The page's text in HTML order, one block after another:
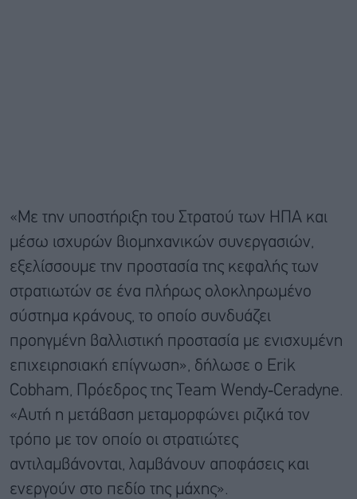
«Με την υποστήριξη του Στρατού των ΗΠΑ και
μέσω ισχυρών βιομηχανικών συνεργασιών,
εξελίσσουμε την προστασία της κεφαλής των
στρατιωτών σε ένα πλήρως ολοκληρωμένο
σύστημα κράνους, το οποίο συνδυάζει
προηγμένη βαλλιστική προστασία με ενισχυμένη
επιχειρησιακή επίγνωση», δήλωσε ο Erik
Cobham, Πρόεδρος της Team Wendy‑Ceradyne.
«Αυτή η μετάβαση μεταμορφώνει ριζικά τον
τρόπο με τον οποίο οι στρατιώτες
αντιλαμβάνονται, λαμβάνουν αποφάσεις και
ενεργούν στο πεδίο της μάχης».